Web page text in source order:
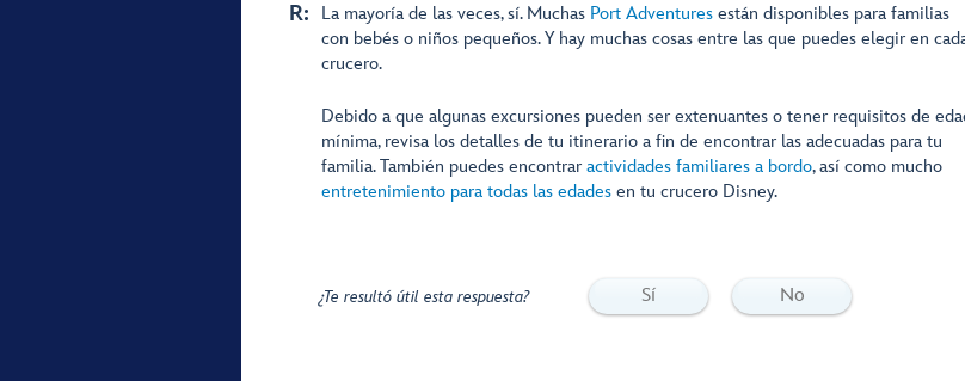
R: La mayoría de las veces, sí. Muchas Port Adventures están disponibles para familias
con bebés o niños pequeños. Y hay muchas cosas entre las que puedes elegir en
crucero.
Debido a que algunas excursiones pueden ser extenuantes o tener requisitos de
mínima, revisa los detalles de tu itinerario a fin de encontrar las adecuadas para tu
familia. También puedes encontrar actividades familiares a bordo, así como mucho
entretenimiento para todas las edades en tu crucero Disney.
¿Te resultó útil esta respuesta? Sí No